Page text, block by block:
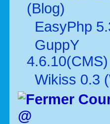
(Blog)
EasyPhp
GuppY
4.6.10(CMS)
Wikiss 0.3
@